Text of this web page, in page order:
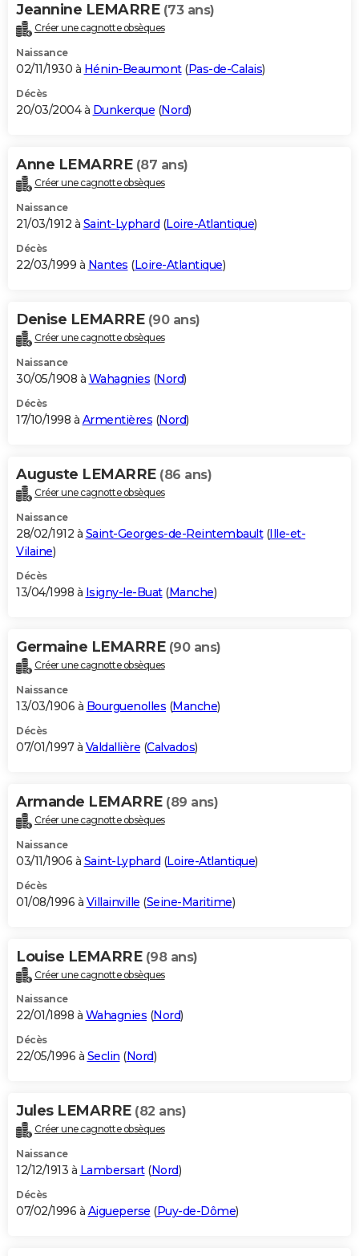
Jeannine LEMARRE (73 ans)
Créer une cagnotte obsèques
Naissance
02/11/1930 à Hénin-Beaumont(Pas-de-Calais)
Décès
20/03/2004 à Dunkerque (Nord)
Anne LEMARRE (87 ans)
Créer une cagnotte obsèques
Naissance
21/03/1912 à Saint-Lyphard (Loire-Atlantique)
Décès
22/03/1999 à Nantes (Loire-Atlantique)
Denise LEMARRE (90 ans)
Créer une cagnotte obsèques
Naissance
30/05/1908 à Wahagnies (Nord)
Décès
17/10/1998 à Armentières (Nord)
Auguste LEMARRE (86 ans)
Créer une cagnotte obsèques
Naissance
28/02/1912 à Saint-Georges-de-Reintembault(Ille-et-
Vilaine)
Décès
13/04/1998 à Isigny-le-Buat(Manche)
Germaine LEMARRE (90 ans)
Créer une cagnotte obsèques
Naissance
13/03/1906 à Bourguenolles (Manche)
Décès
07/01/1997 à Valdallière (Calvados)
Armande LEMARRE (89 ans)
Créer une cagnotte obsèques
Naissance
03/11/1906 à Saint-Lyphard (Loire-Atlantique)
Décès
01/08/1996 à Villainville (Seine-Maritime)
Louise LEMARRE (98 ans)
Créer une cagnotte obsèques
Naissance
22/01/1898 à Wahagnies (Nord)
Décès
22/05/1996 à Seclin (Nord)
Jules LEMARRE (82 ans)
Créer une cagnotte obsèques
Naissance
12/12/1913 à Lambersart(Nord)
Décès
07/02/1996 à Aigueperse (Puy-de-Dôme)